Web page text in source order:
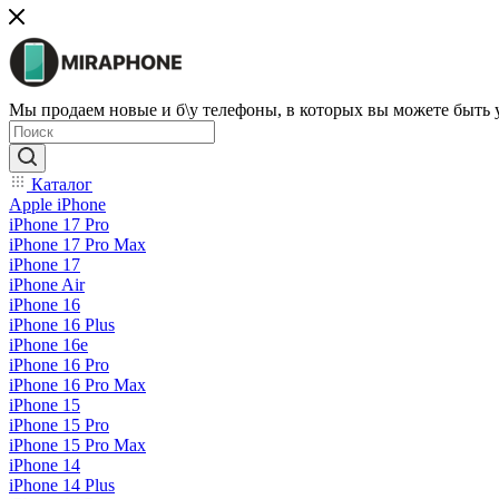
Мы продаем новые и б\у телефоны, в которых вы можете быть
Каталог
Apple iPhone
iPhone 17 Pro
iPhone 17 Pro Max
iPhone 17
iPhone Air
iPhone 16
iPhone 16 Plus
iPhone 16e
iPhone 16 Pro
iPhone 16 Pro Max
iPhone 15
iPhone 15 Pro
iPhone 15 Pro Max
iPhone 14
iPhone 14 Plus